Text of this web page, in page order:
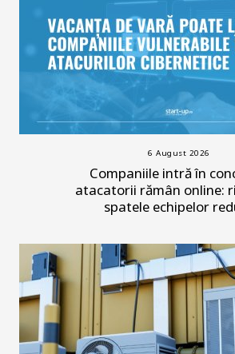
6 August 2026
Companiile intră în
atacatorii rămân online:
spatele echipelor